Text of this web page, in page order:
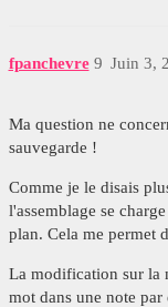
fpanchevre Juin 3,
9
Ma question ne
sauvegarde !
Comme je le disais
l'assemblage se
plan. Cela me permet
La modification sur la
mot dans une note par